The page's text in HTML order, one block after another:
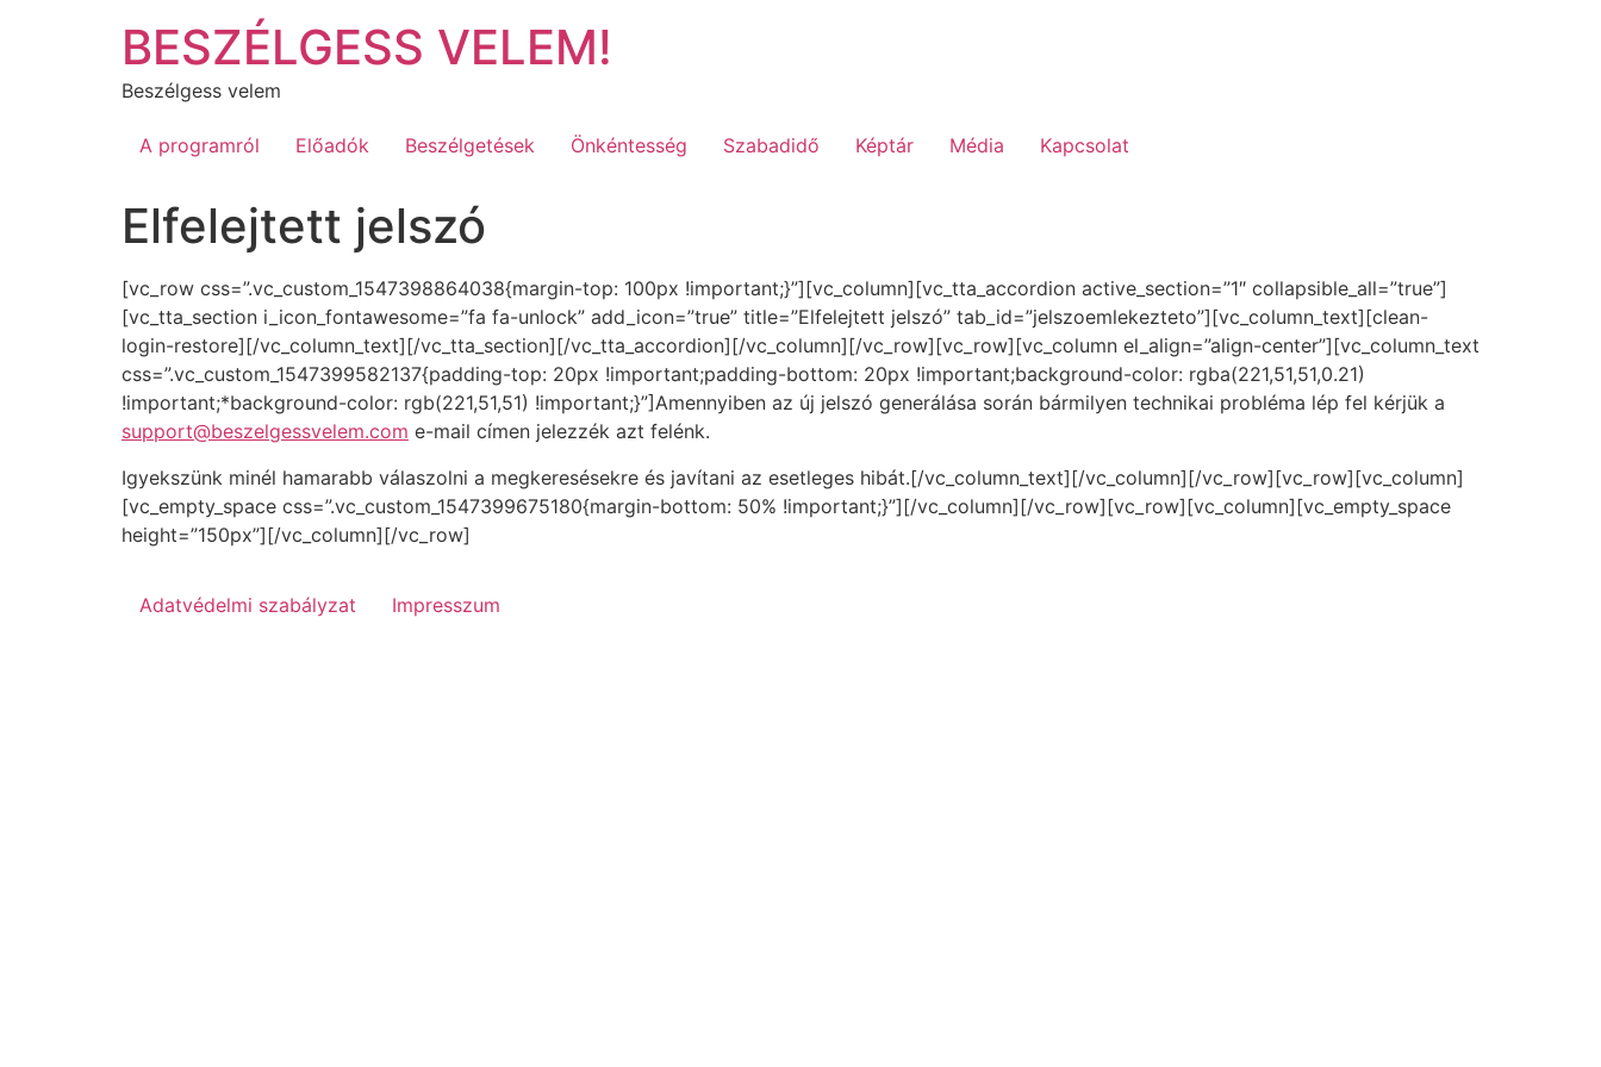
BESZÉLGESS VELEM!
Beszélgess velem
A programról Előadók Beszélgetések Önkéntesség Szabadidő Képtár Média Kapcsolat
Elfelejtett jelszó
[vc_row css=”.vc_custom_1547398864038{margin-top: 100px !important;}”][vc_column][vc_tta_accordion active_section=”1″ collapsible_all=”true”]
[vc_tta_section i_icon_fontawesome=”fa fa-unlock” add_icon=”true” title=”Elfelejtett jelszó” tab_id=”jelszoemlekezteto”][vc_column_text] [clean-
login-restore] [/vc_column_text][/vc_tta_section][/vc_tta_accordion][/vc_column][/vc_row][vc_row][vc_column el_align=”align-center”][vc_column_text
css=”.vc_custom_1547399582137{padding-top: 20px !important;padding-bottom: 20px !important;background-color: rgba(221,51,51,0.21)
!important;*background-color: rgb(221,51,51) !important;}”]Amennyiben az új jelszó generálása során bármilyen technikai probléma lép fel kérjük a
support@beszelgessvelem.com e-mail címen jelezzék azt felénk.
Igyekszünk minél hamarabb válaszolni a megkeresésekre és javítani az esetleges hibát.[/vc_column_text][/vc_column][/vc_row][vc_row][vc_column]
[vc_empty_space css=”.vc_custom_1547399675180{margin-bottom: 50% !important;}”][/vc_column][/vc_row][vc_row][vc_column][vc_empty_space
height=”150px”][/vc_column][/vc_row]
Adatvédelmi szabályzat Impresszum